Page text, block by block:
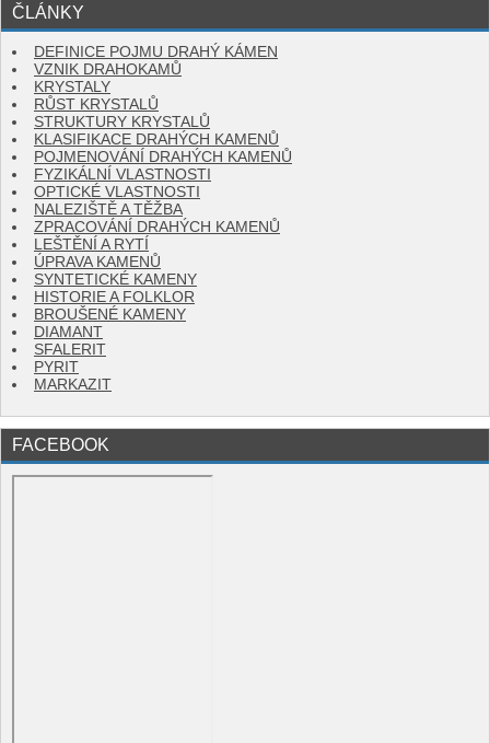
ČLÁNKY
DEFINICE POJMU DRAHÝ KÁMEN
VZNIK DRAHOKAMŮ
KRYSTALY
RŮST KRYSTALŮ
STRUKTURY KRYSTALŮ
KLASIFIKACE DRAHÝCH KAMENŮ
POJMENOVÁNÍ DRAHÝCH KAMENŮ
FYZIKÁLNÍ VLASTNOSTI
OPTICKÉ VLASTNOSTI
NALEZIŠTĚ A TĚŽBA
ZPRACOVÁNÍ DRAHÝCH KAMENŮ
LEŠTĚNÍ A RYTÍ
ÚPRAVA KAMENŮ
SYNTETICKÉ KAMENY
HISTORIE A FOLKLOR
BROUŠENÉ KAMENY
DIAMANT
SFALERIT
PYRIT
MARKAZIT
FACEBOOK